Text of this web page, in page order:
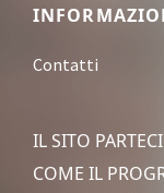
Footer
Contatti
IL SITO
COME IL